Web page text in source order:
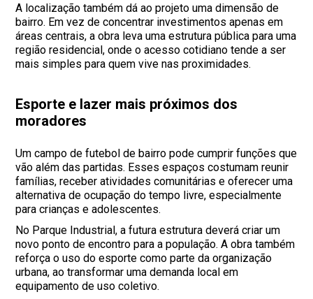
A localização também dá ao projeto uma dimensão de
bairro. Em vez de concentrar investimentos apenas em
áreas centrais, a obra leva uma estrutura pública para uma
região residencial, onde o acesso cotidiano tende a ser
mais simples para quem vive nas proximidades.
Esporte e lazer mais próximos dos
moradores
Um campo de futebol de bairro pode cumprir funções que
vão além das partidas. Esses espaços costumam reunir
famílias, receber atividades comunitárias e oferecer uma
alternativa de ocupação do tempo livre, especialmente
para crianças e adolescentes.
No Parque Industrial, a futura estrutura deverá criar um
novo ponto de encontro para a população. A obra também
reforça o uso do esporte como parte da organização
urbana, ao transformar uma demanda local em
equipamento de uso coletivo.